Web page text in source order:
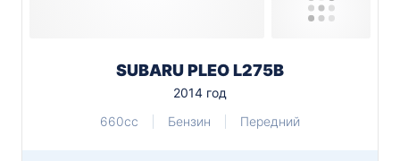
SUBARU PLEO L275B
2014 год
660cc
Бензин Передний